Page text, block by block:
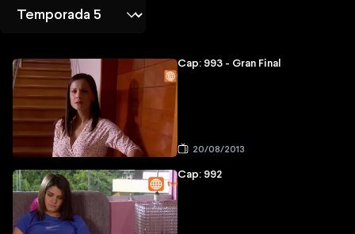
Cap: 993 - Gran Final
20/08/2013
Cap: 992